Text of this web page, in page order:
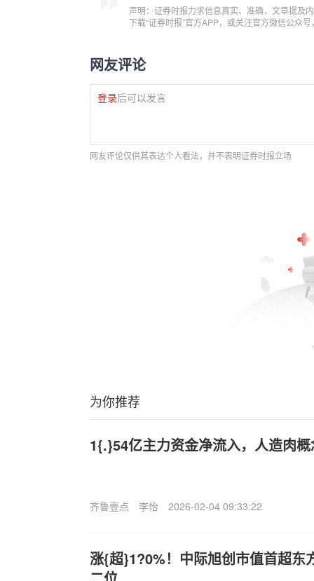
声明：证券时报力求信息真实、准确，文章提及
下载“证券时报”官方APP，或关注官方微信公众
网友评论
登录后可以发言
网友评论仅供其表达个人看法，并不表明证券时报立场
为你推荐
1{.}54亿主力资金净流入，人造肉
齐鲁壹点 李怡 2026-02-04 09:33:22
涨{超}1?0%！中际旭创市值首超东